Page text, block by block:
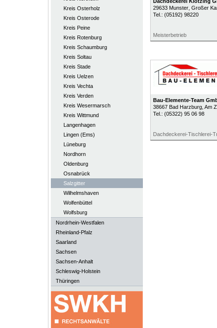
Kreis Osterholz
Kreis Osterode
Kreis Peine
Kreis Rotenburg
Kreis Schaumburg
Kreis Soltau
Kreis Stade
Kreis Uelzen
Kreis Vechta
Kreis Verden
Kreis Wesermarsch
Kreis Wittmund
Langenhagen
Lingen (Ems)
Lüneburg
Nordhorn
Oldenburg
Osnabrück
Salzgitter
Wilhelmshaven
Wolfenbüttel
Wolfsburg
Nordrhein-Westfalen
Rheinland-Pfalz
Saarland
Sachsen
Sachsen-Anhalt
Schleswig-Holstein
Thüringen
29633 Munster, Großer
Tel.: (05192) 98220
Meisterbetrieb
Bau-Elemente-Team
38667 Bad Harzburg, Am
Tel.: (05322) 95 06 98
Dachdeckerei-Tischlerei-